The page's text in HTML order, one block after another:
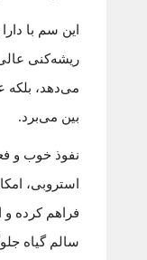
این سم با
ریشه‌کنی
می‌دهد، بلکه
بین می‌برد.
نفوذ خوب و
استروبی،
فراهم کرده
سالم گیاه